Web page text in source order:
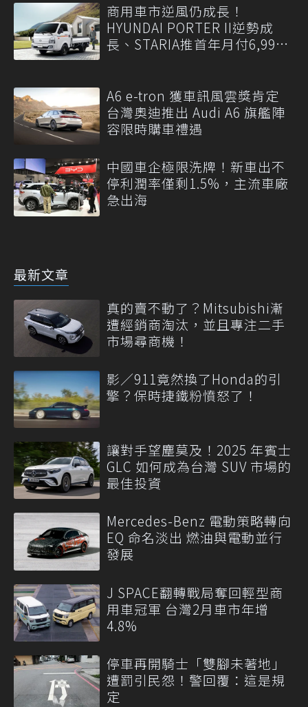
商用車市逆風仍成長！
HYUNDAI PORTER II逆勢成
長、STARIA推首年月付6,999
A6 e-tron 獲車訊風雲獎肯定
台灣奧迪推出 Audi A6 旗艦陣
容限時購車禮遇
中國車企極限洗牌！新車出不
停利潤率僅剩1.5%，主流車廠
急出海
最新文章
真的賣不動了？Mitsubishi漸
遭經銷商淘汰，並且專注二手
市場尋商機！
影／911竟然換了Honda的引
擎？保時捷鐵粉憤怒了！
讓對手望塵莫及！2025 年賓士
GLC 如何成為台灣 SUV 市場的
最佳投資
Mercedes-Benz 電動策略轉向
EQ 命名淡出 燃油與電動並行
發展
J SPACE翻轉戰局奪回輕型商
用車冠軍 台灣2月車市年增
4.8%
停車再開騎士「雙腳未著地」
遭罰引民怨！警回覆：這是規
定